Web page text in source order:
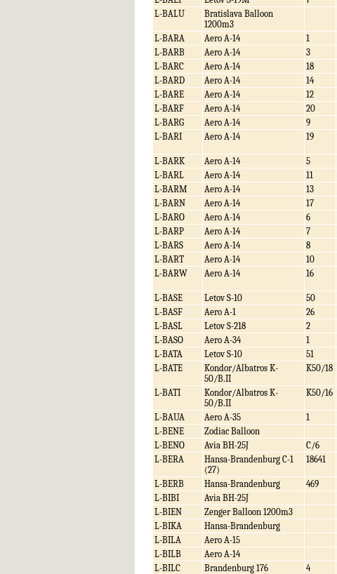
L-BALU
Bratislava Balloon
1200m3
L-BARA Aero A-14 1
L-BARB
Aero A-14 3
L-BARC
Aero A-14 18
L-BARD
Aero A-14 14
L-BARE
Aero A-14 12
L-BARF
Aero A-14 20
L-BARG
Aero A-14 9
L-BARI
Aero A-14 19
L-BARK
Aero A-14 5
L-BARL
Aero A-14 11
L-BARM
Aero A-14 13
L-BARN
Aero A-14 17
L-BARO
Aero A-14 6
L-BARP
Aero A-14 7
L-BARS
Aero A-14 8
L-BART
Aero A-14 10
L-BARW
Aero A-14 16
L-BASE
Letov S-10 50
L-BASF
Aero A-1 26
L-BASL
Letov S-218 2
L-BASO
Aero A-34 1
L-BATA
Letov S-10 51
L-BATE
Kondor/Albatros K-
50/B.II
K50/18
L-BATI
Kondor/Albatros K-
50/B.II
K50/16
L-BAUA Aero A-35 1
L-BENE
Zodiac Balloon
L-BENO
Avia BH-25J C/6
L-BERA
Hansa-Brandenburg C-1
(27)
18641
L-BERB Hansa-Brandenburg 469
L-BIBI
Avia BH-25J
L-BIEN
Zenger Balloon 1200m3
L-BIKA
Hansa-Brandenburg
L-BILA
Aero A-15
L-BILB
Aero A-14
L-BILC
Brandenburg 176 4